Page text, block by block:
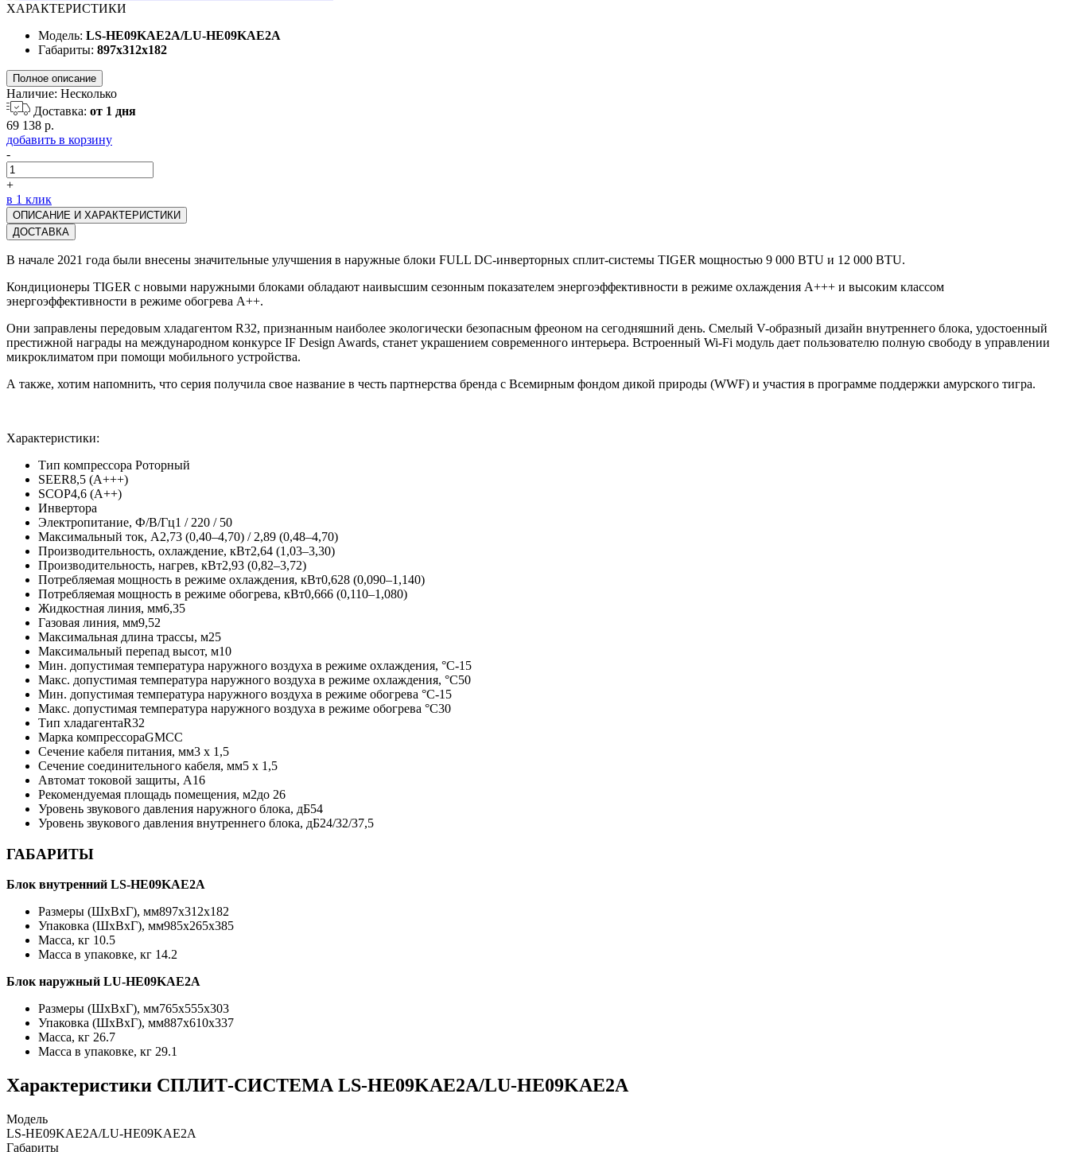
ХАРАКТЕРИСТИКИ
Модель: LS-HE09KAE2A/LU-HE09KAE2A
Габариты: 897x312x182
Полное описание
Наличие: Несколько
Доставка: от 1 дня
69 138 р.
добавить в корзину
-
+
в 1 клик
ОПИСАНИЕ И ХАРАКТЕРИСТИКИ
ДОСТАВКА
В начале 2021 года были внесены значительные улучшения в наружные блоки FULL DC-инверторных сплит-системы TIGER мощностью 9 000 BTU и 12 000 BTU.
Кондиционеры TIGER с новыми наружными блоками обладают наивысшим сезонным показателем энергоэффективности в режиме охлаждения А+++ и высоким классом
энергоэффективности в режиме обогрева А++.
Они заправлены передовым хладагентом R32, признанным наиболее экологически безопасным фреоном на сегодняшний день. Смелый V-образный дизайн внутреннего блока, удостоенный
престижной награды на международном конкурсе IF Design Awards, станет украшением современного интерьера. Встроенный Wi-Fi модуль дает пользователю полную свободу в управлении
микроклиматом при помощи мобильного устройства.
А также, хотим напомнить, что серия получила свое название в честь партнерства бренда с Всемирным фондом дикой природы (WWF) и участия в программе поддержки амурского тигра.
Характеристики:
Тип компрессора Роторный
SEER8,5 (А+++)
SCOP4,6 (А++)
Инвертора
Электропитание, Ф/В/Гц1 / 220 / 50
Максимальный ток, А2,73 (0,40–4,70) / 2,89 (0,48–4,70)
Производительность, охлаждение, кВт2,64 (1,03–3,30)
Производительность, нагрев, кВт2,93 (0,82–3,72)
Потребляемая мощность в режиме охлаждения, кВт0,628 (0,090–1,140)
Потребляемая мощность в режиме обогрева, кВт0,666 (0,110–1,080)
Жидкостная линия, мм6,35
Газовая линия, мм9,52
Максимальная длина трассы, м25
Максимальный перепад высот, м10
Мин. допустимая температура наружного воздуха в режиме охлаждения, °С-15
Макс. допустимая температура наружного воздуха в режиме охлаждения, °С50
Мин. допустимая температура наружного воздуха в режиме обогрева °С-15
Макс. допустимая температура наружного воздуха в режиме обогрева °С30
Тип хладагентаR32
Марка компрессораGMCC
Сечение кабеля питания, мм3 х 1,5
Сечение соединительного кабеля, мм5 х 1,5
Автомат токовой защиты, A16
Рекомендуемая площадь помещения, м2до 26
Уровень звукового давления наружного блока, дБ54
Уровень звукового давления внутреннего блока, дБ24/32/37,5
ГАБАРИТЫ
Блок внутренний LS-HE09KAE2A
Размеры (ШхВхГ), мм897x312x182
Упаковка (ШхВхГ), мм985x265x385
Масса, кг 10.5
Масса в упаковке, кг 14.2
Блок наружный LU-HE09KAE2A
Размеры (ШхВхГ), мм765x555x303
Упаковка (ШхВхГ), мм887x610x337
Масса, кг 26.7
Масса в упаковке, кг 29.1
Характеристики СПЛИТ-СИСТЕМА LS-HE09KAE2A/LU-HE09KAE2A
Модель
LS-HE09KAE2A/LU-HE09KAE2A
Габариты